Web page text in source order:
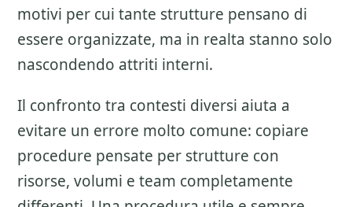
motivi per cui tante strutture pensano di
essere organizzate, ma in realta stanno solo
nascondendo attriti interni.
Il confronto tra contesti diversi aiuta a
evitare un errore molto comune: copiare
procedure pensate per strutture con
risorse, volumi e team completamente